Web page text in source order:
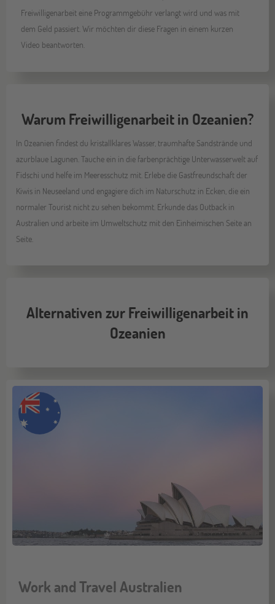
Freiwilligenarbeit eine Programmgebühr verlangt wird und was mit
dem Geld passiert. Wir möchten dir diese Fragen in einem kurzen
Video beantworten.
Warum Freiwilligenarbeit in Ozeanien?
In Ozeanien findest du kristallklares Wasser, traumhafte Sandstrände und
azurblaue Lagunen. Tauche ein in die farbenprächtige Unterwasserwelt auf
Fidschi und helfe im Meeresschutz mit. Erlebe die Gastfreundschaft der
Kiwis in Neuseeland und engagiere dich im Naturschutz in Ecken, die ein
normaler Tourist nicht zu sehen bekommt. Erkunde das Outback in
Australien und arbeite im Umweltschutz mit den Einheimischen Seite an
Seite.
Alternativen zur Freiwilligenarbeit in
Ozeanien
Work and Travel Australien